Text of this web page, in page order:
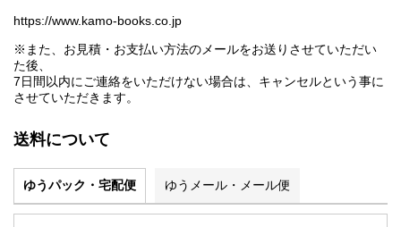
https://www.kamo-books.co.jp
※また、お見積・お支払い方法のメールをお送りさせていただい
た後、
7日間以内にご連絡をいただけない場合は、キャンセルという事に
させていただきます。
送料について
ゆうパック・宅配便 ゆうメール・メール便